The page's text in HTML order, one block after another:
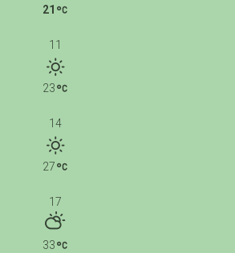
21
11
23
14
27
17
33